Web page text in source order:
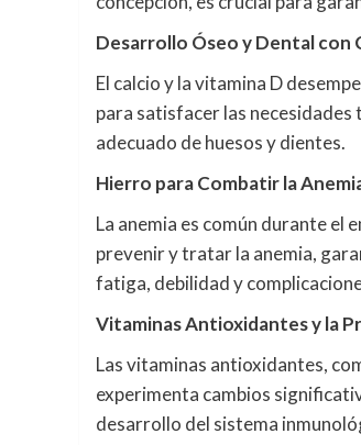
Desarrollo Óseo y Dental con
El calcio y la vitamina D
para satisfacer las
adecuado de huesos y dientes.
Hierro para Combatir la
La anemia es común durante el
prevenir y tratar la anemia,
fatiga, debilidad y
Vitaminas Antioxidantes y la
Las vitaminas antioxidantes,
experimenta cambios
desarrollo del sistema